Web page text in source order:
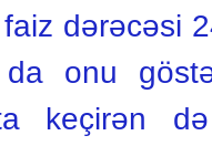
dərəcəsi
da onu
keçirən